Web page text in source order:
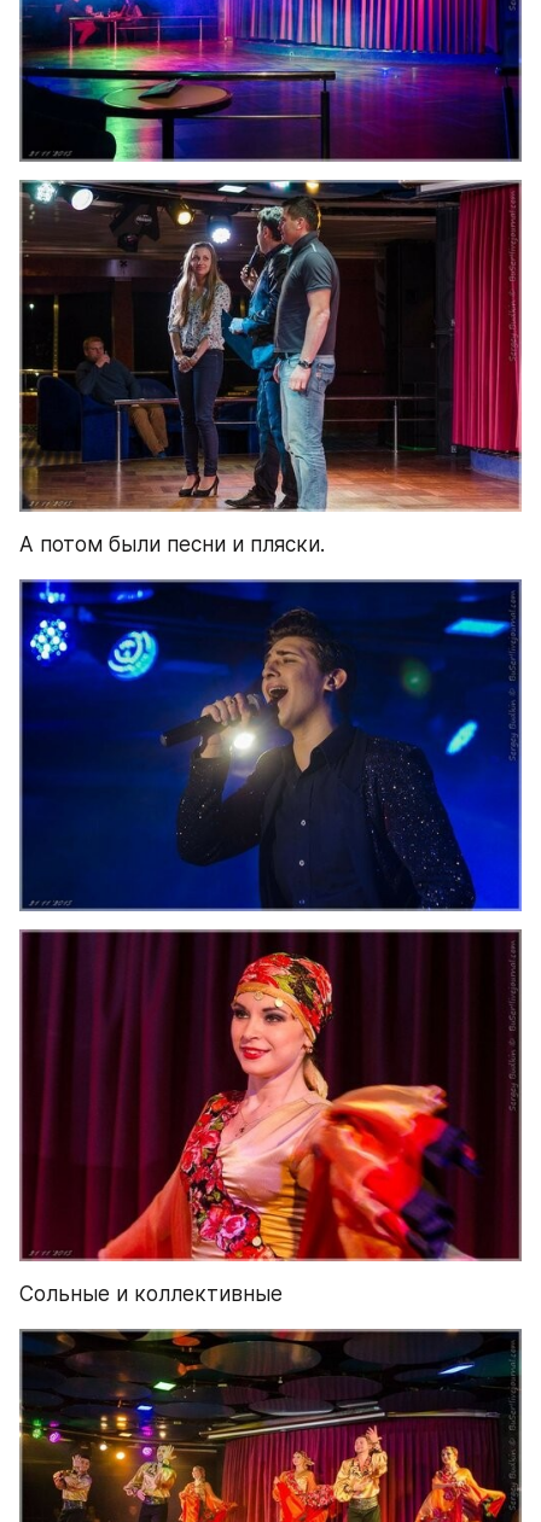
А потом были песни и пляски.
Сольные и коллективные